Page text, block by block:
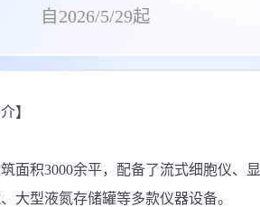
自2026/5/29起
】
面积3000余平，配备了流式细胞仪、
大型液氮存储罐等多款仪器设备。